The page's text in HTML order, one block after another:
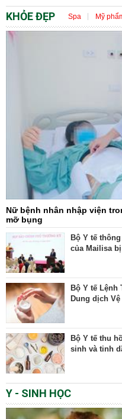
KHỎE ĐẸP Spa Mỹ
Nữ bệnh nhân nhập viện
mỡ bụng
Bộ Y tế
của Mailisa
Bộ Y tế Lệnh
Dung dịch
Bộ Y tế thu
sinh và tinh
Y - SINH HỌC